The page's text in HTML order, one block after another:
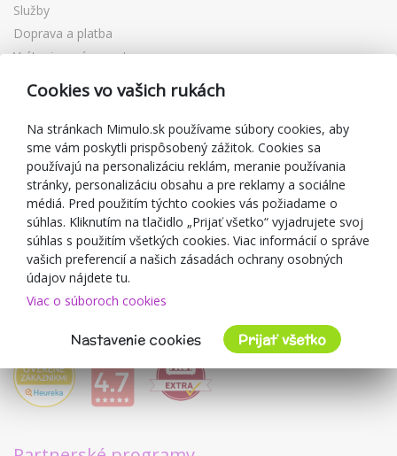
Služby
Doprava a platba
Vrátenie a výmena tovaru
Darčekové poukážky
Zľavové kupóny
Blog
O predajcovi
Mimulo.sk
Obchodné podmienky
Ochrana osobných údajov GDPR
Kontakty
Spolupracujeme
Cookies vo vašich rukách
Na stránkach Mimulo.sk používame súbory cookies, aby
sme vám poskytli prispôsobený zážitok. Cookies sa
používajú na personalizáciu reklám, meranie používania
stránky, personalizáciu obsahu a pre reklamy a sociálne
médiá. Pred použitím týchto cookies vás požiadame o
súhlas. Kliknutím na tlačidlo „Prijať všetko“ vyjadrujete svoj
súhlas s použitím všetkých cookies. Viac informácií o správe
vašich preferencií a našich zásadách ochrany osobných
údajov nájdete tu.
Viac o súboroch cookies
Nastavenie cookies Prijať všetko